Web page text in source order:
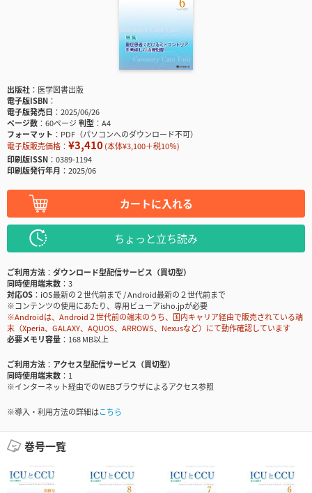
出版社
医学図書出版
電子版ISBN
電子版発売日
2025/06/26
ページ数
60ページ判型
A4
フォーマット
PDF（パソコンへのダウンロード不可）
電子版販売価格： ¥3,410(本体¥3,100＋税10％)
印刷版ISSN
0389-1194
印刷版発行年月
2025/06
カートに入れる
ちょっと立ち読み
ご利用方法
ダウンロード型配信サービス（買切型）
同時使用端末数
3
対応OS
iOS最新の２世代前まで / Android最新の２世代前まで
※コンテンツの使用にあたり、専用ビューアisho.jpが必要
※Androidは、Android２世代前の端末のうち、国内キャリア経由で販売されている端
末（Xperia、GALAXY、AQUOS、ARROWS、Nexusなど）にて動作確認しています
必要メモリ容量
168 MB以上
ご利用方法
アクセス型配信サービス（買切型）
同時使用端末数
1
※インターネット経由でのWEBブラウザによるアクセス参照
※導入・利用方法の詳細はこちら
巻号一覧